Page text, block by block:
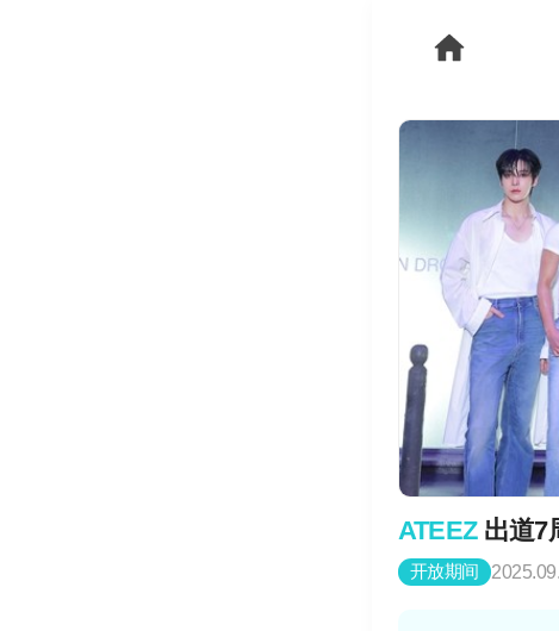
ATEEZ 出道7
开放期间